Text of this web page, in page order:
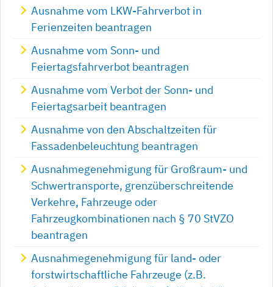
Ausnahme vom LKW-Fahrverbot in
Ferienzeiten beantragen
Ausnahme vom Sonn- und
Feiertagsfahrverbot beantragen
Ausnahme vom Verbot der Sonn- und
Feiertagsarbeit beantragen
Ausnahme von den Abschaltzeiten für
Fassadenbeleuchtung beantragen
Ausnahmegenehmigung für Großraum- und
Schwertransporte, grenzüberschreitende
Verkehre, Fahrzeuge oder
Fahrzeugkombinationen nach § 70 StVZO
beantragen
Ausnahmegenehmigung für land- oder
forstwirtschaftliche Fahrzeuge (z.B.